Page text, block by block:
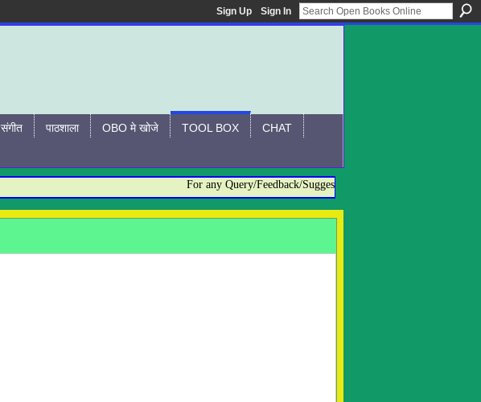
Sign Up Sign In
संगीत पाठशाला OBO मे खोजे TOOL BOX CHAT
For any Query/Feedback/Suggestion related to OBO, please